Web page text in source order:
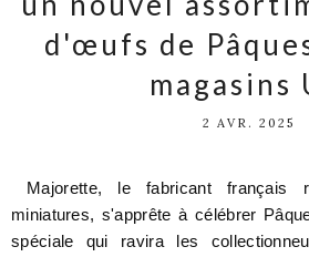
d'œufs de
magasins
2 AVR. 2025
Majorette, le fabricant français
miniatures, s'apprête à célébrer
spéciale qui ravira les